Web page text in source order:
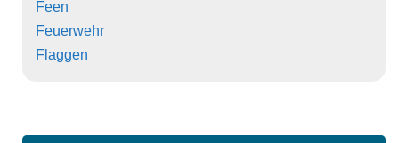
Feen
Feuerwehr
Flaggen